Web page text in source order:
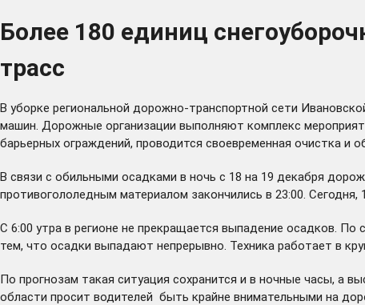
Более 180 единиц
трасс
В уборке региональной дорожно-транспортной сети
машин. Дорожные организации выполняют комплекс
барьерных ограждений, проводится своевременная очистка и
В связи с обильными осадками в ночь с 18 на 19 декабря
противогололедным материалом закончились в 23:00. Сегодня,
С 6:00 утра в регионе не прекращается выпадение осадков.
тем, что осадки выпадают непрерывно. Техника работает в
По прогнозам такая ситуация сохранится и в ночные часы, а
области просит водителей быть крайне внимательными на